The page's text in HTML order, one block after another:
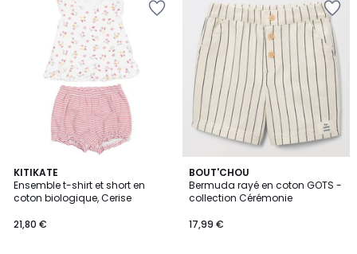
KITIKATE
Ensemble t-shirt et short en
coton biologique, Cerise
21,80 €
BOUT'CHOU
Bermuda rayé en coton GOTS -
collection Cérémonie
17,99 €